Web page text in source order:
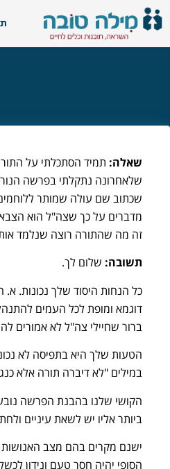
שאלה: תמיד הסתכלתי על
שלאחרונה נתקלתי בפרשה
שכתוב שם עולה שמותר ללוחמים
מדברים על כך שצה"ל הוא
זה מה שהתורה רוצה שנלמד
תשובה: שלום לך.
כל הנחות היסוד שלך נכונות.
דוגמא ומופת לכל העמים
ברור שחיילי צה"ל לא אמורים
הטעות שלך היא בתפיסה לא
במילים "לא דיברה תורה אלא
הקושי שלנו בהבנת הפרשה
ביותר אליו יש לשאת עיניים
ישנם מקרים בהם מצב האנושות
הסופי יהיה חסר טעם ונידון